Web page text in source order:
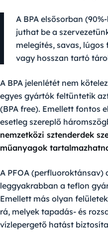
A BPA elsősorban
juthat be a
melegítés, savas,
vagy hosszan tartó
A BPA jelenlétét nem
egyes gyártók feltüntetik
(BPA free). Emellett fontos
esetleg szereplő
nemzetközi sztenderdek
műanyagok
A PFOA (perfluoroktánsav)
leggyakrabban a teflon
Emellett más olyan
rá, melyek tapadás- és
vízlepergető hatást